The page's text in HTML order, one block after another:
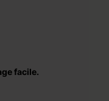
facile.